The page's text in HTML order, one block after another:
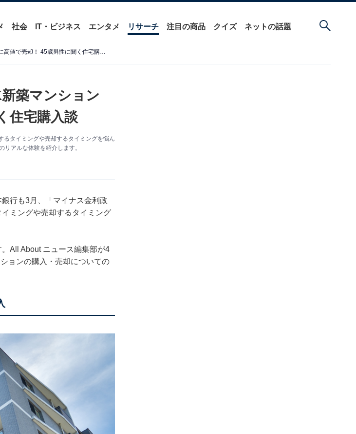
社会 IT・ビジネス エンタメ リサーチ 注目の商品 クイズ ネットの話題
2009年「5980万円」で買った都内3LDK新築マンション→2022年に高値で売却！ 45歳男性に聞く住宅購入談
築マンション
住宅購入談
タイミングや売却するタイミングを悩ん
アルな体験を紹介します。
行も3月、「マイナス金利政
ミングや売却するタイミング
All About ニュース編集部が4
ョンの購入・売却についての